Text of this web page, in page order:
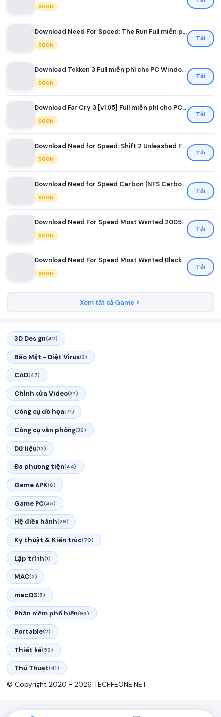
SOON
Download Need For Speed: The Run Full miễn phí cho PC
SOON
Tải
Download Tekken 3 Full miễn phí cho PC Windows
SOON
Tải
Download Far Cry 3 [v1.05] Full miễn phí cho PC Windows
SOON
Tải
Download Need for Speed: Shift 2 Unleashed Full miễn phí cho PC
SOON
Tải
Download Need for Speed ​​Carbon [NFS Carbon] Full miễn phí cho PC
SOON
Tải
Download Need For Speed ​​Most Wanted 2005 Full miễn phí cho PC
SOON
Tải
Download Need For Speed ​​Most Wanted Black Edition 2005 Full miễn phí cho PC
SOON
Tải
Xem tất cả Game
3D Design(42)
Bảo Mật - Diệt Virus(3)
CAD(47)
Chỉnh sửa Video(32)
Công cụ đồ họa(71)
Công cụ văn phòng(36)
Dữ liệu(12)
Đa phương tiện(44)
Game APK(6)
Game PC(45)
Hệ điều hành(29)
Kỹ thuật & Kiến trúc(70)
Lập trình(1)
MAC(2)
macOS(5)
Phần mềm phổ biến(96)
Portable(2)
Thiết kế(59)
Thủ Thuật(41)
© Copyright 2020 - 2026 TECHFEONE.NET